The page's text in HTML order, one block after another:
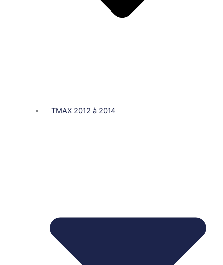
TMAX 2012 à 2014